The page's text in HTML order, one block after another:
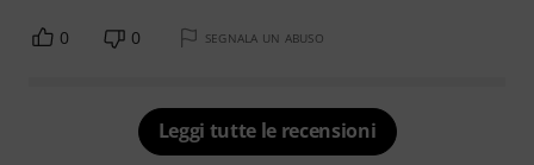
0 0 SEGNALA UN ABUSO
Leggi tutte le recensioni